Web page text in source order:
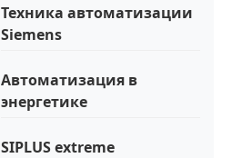
Техника автоматизации
Siemens
Автоматизация в
энергетике
SIPLUS extreme